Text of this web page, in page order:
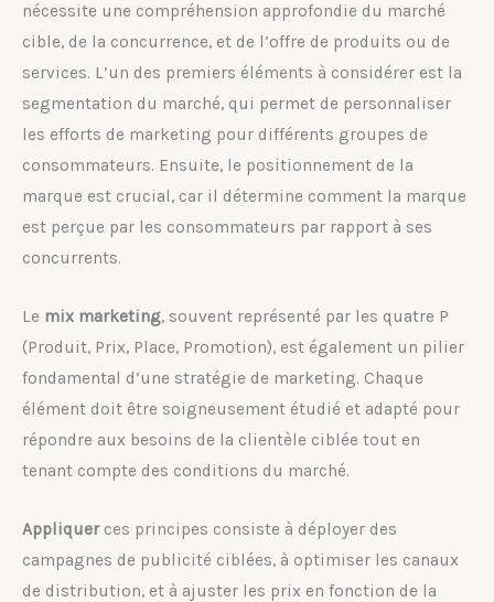
nécessite une compréhension approfondie du marché
cible, de la concurrence, et de l’offre de produits ou de
services. L’un des premiers éléments à considérer est la
segmentation du marché, qui permet de personnaliser
les efforts de marketing pour différents groupes de
consommateurs. Ensuite, le positionnement de la
marque est crucial, car il détermine comment la marque
est perçue par les consommateurs par rapport à ses
concurrents.
Le mix marketing, souvent représenté par les quatre P
(Produit, Prix, Place, Promotion), est également un pilier
fondamental d’une stratégie de marketing. Chaque
élément doit être soigneusement étudié et adapté pour
répondre aux besoins de la clientèle ciblée tout en
tenant compte des conditions du marché.
Appliquerces principes consiste à déployer des
campagnes de publicité ciblées, à optimiser les canaux
de distribution, et à ajuster les prix en fonction de la